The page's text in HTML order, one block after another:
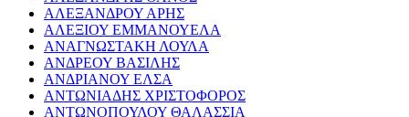
ΑΛΕΞΑΝΔΡΟΥ ΑΡΗΣ
ΑΛΕΞΙΟΥ ΕΜΜΑΝΟΥΕΛΑ
ΑΝΑΓΝΩΣΤΑΚΗ ΛΟΥΛΑ
ΑΝΔΡΕΟΥ ΒΑΣΙΛΗΣ
ΑΝΔΡΙΑΝΟΥ ΕΛΣΑ
ΑΝΤΩΝΙΑΔΗΣ ΧΡΙΣΤΟΦΟΡΟΣ
ΑΝΤΩΝΟΠΟΥΛΟΥ ΘΑΛΑΣΣΙΑ